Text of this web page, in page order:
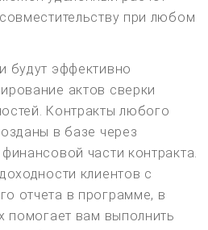
при любом
будут эффективно
актов сверки
Контракты любого
в базе через
части контракта.
клиентов с
отчета в программе, в
помогает вам выполнить